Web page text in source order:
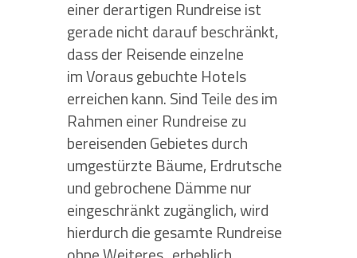
einer derartigen Rundreise ist
gerade nicht darauf beschränkt,
dass der Reisende einzelne
im Voraus gebuchte Hotels
erreichen kann. Sind Teile des im
Rahmen einer Rundreise zu
bereisenden Gebietes durch
umgestürzte Bäume, Erdrutsche
und gebrochene Dämme nur
eingeschränkt zugänglich, wird
hierdurch die gesamte Rundreise